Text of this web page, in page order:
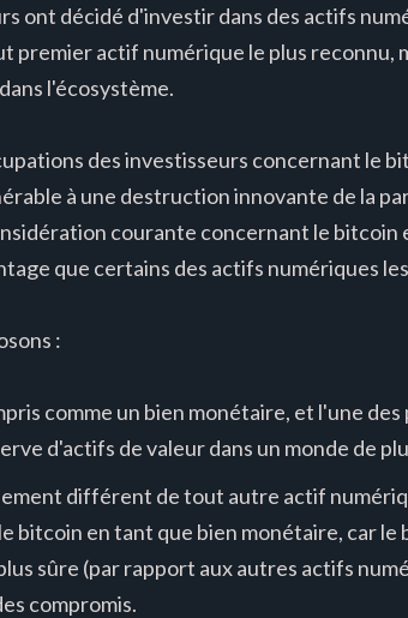
ont décidé d'investir dans des actifs
premier actif numérique le plus reconnu,
l'écosystème.
des investisseurs concernant le
à une destruction innovante de la
courante concernant le bitcoin
que certains des actifs numériques
:
comme un bien monétaire, et l'une
d'actifs de valeur dans un monde de
différent de tout autre actif
bitcoin en tant que bien monétaire, car le
sûre (par rapport aux autres actifs
compromis.